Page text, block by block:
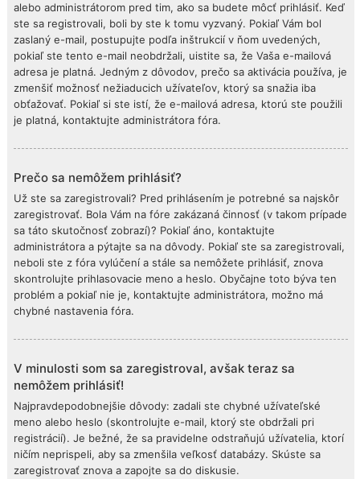
alebo administrátorom pred tim, ako sa budete môcť prihlásiť. Keď
ste sa registrovali, boli by ste k tomu vyzvaný. Pokiaľ Vám bol
zaslaný e-mail, postupujte podľa inštrukcií v ňom uvedených,
pokiaľ ste tento e-mail neobdržali, uistite sa, že Vaša e-mailová
adresa je platná. Jedným z dôvodov, prečo sa aktivácia používa, je
zmenšiť možnosť nežiaducich užívateľov, ktorý sa snažia iba
obťažovať. Pokiaľ si ste istí, že e-mailová adresa, ktorú ste použili
je platná, kontaktujte administrátora fóra.
Prečo sa nemôžem prihlásiť?
Už ste sa zaregistrovali? Pred prihlásením je potrebné sa najskôr
zaregistrovať. Bola Vám na fóre zakázaná činnosť (v takom prípade
sa táto skutočnosť zobrazí)? Pokiaľ áno, kontaktujte
administrátora a pýtajte sa na dôvody. Pokiaľ ste sa zaregistrovali,
neboli ste z fóra vylúčení a stále sa nemôžete prihlásiť, znova
skontrolujte prihlasovacie meno a heslo. Obyčajne toto býva ten
problém a pokiaľ nie je, kontaktujte administrátora, možno má
chybné nastavenia fóra.
V minulosti som sa zaregistroval, avšak teraz sa
nemôžem prihlásiť!
Najpravdepodobnejšie dôvody: zadali ste chybné užívateľské
meno alebo heslo (skontrolujte e-mail, ktorý ste obdržali pri
registrácií). Je bežné, že sa pravidelne odstraňujú užívatelia, ktorí
ničím neprispeli, aby sa zmenšila veľkosť databázy. Skúste sa
zaregistrovať znova a zapojte sa do diskusie.